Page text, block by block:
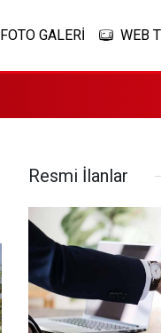
FOTO GALERİ WEB
Resmi İlanlar